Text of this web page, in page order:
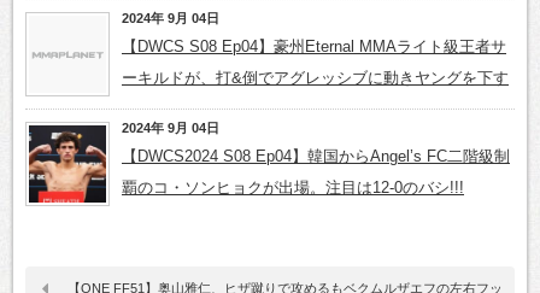
2024年 9月 04日
【DWCS S08 Ep04】豪州Eternal MMAライト級王者サ
ーキルドが、打&倒でアグレッシブに動きヤングを下す
2024年 9月 04日
【DWCS2024 S08 Ep04】韓国からAngel’s FC二階級制
覇のコ・ソンヒョクが出場。注目は12-0のバシ!!!
【ONE FF51】奥山雅仁、ヒザ蹴りで攻めるもベクムルザエフの左右フッ